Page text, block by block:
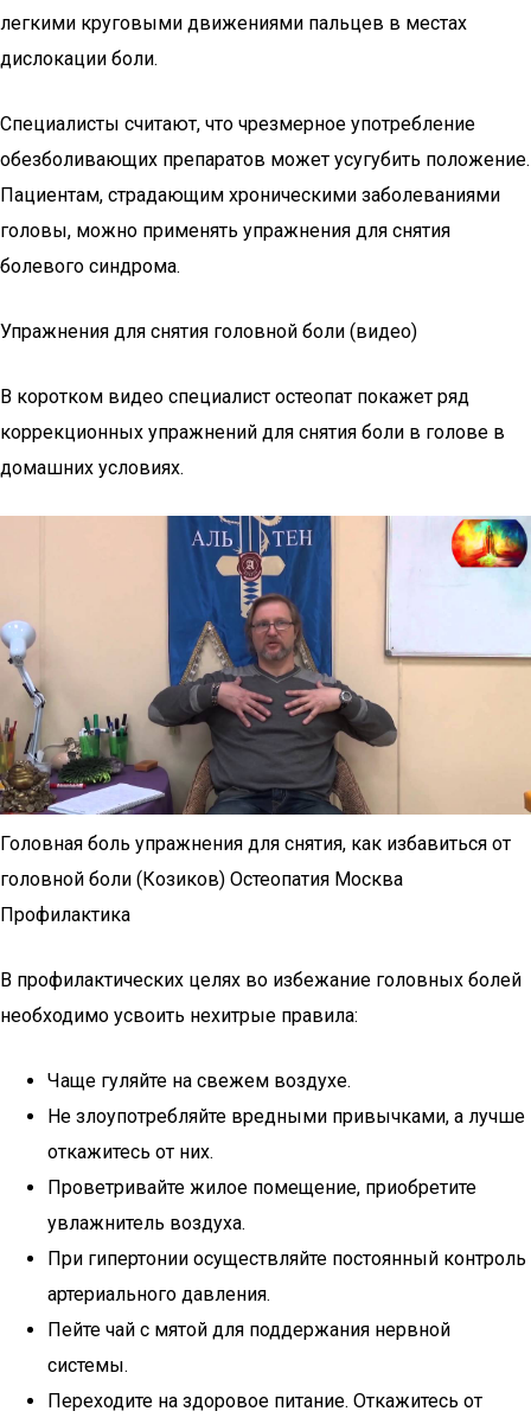
легкими круговыми движениями пальцев в местах
дислокации боли.
Специалисты считают, что чрезмерное употребление
обезболивающих препаратов может усугубить положение.
Пациентам, страдающим хроническими заболеваниями
головы, можно применять упражнения для снятия
болевого синдрома.
Упражнения для снятия головной боли (видео)
В коротком видео специалист остеопат покажет ряд
коррекционных упражнений для снятия боли в голове в
домашних условиях.
Головная боль упражнения для снятия, как избавиться от
головной боли (Козиков) Остеопатия Москва
Профилактика
В профилактических целях во избежание головных болей
необходимо усвоить нехитрые правила:
Чаще гуляйте на свежем воздухе.
Не злоупотребляйте вредными привычками, а лучше
откажитесь от них.
Проветривайте жилое помещение, приобретите
увлажнитель воздуха.
При гипертонии осуществляйте постоянный контроль
артериального давления.
Пейте чай с мятой для поддержания нервной
системы.
Переходите на здоровое питание. Откажитесь от